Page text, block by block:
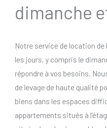
dimanche
Notre service de location
les jours, y compris le
répondre à vos besoins.
de levage de haute qualité
biens dans les espaces
appartements situés à